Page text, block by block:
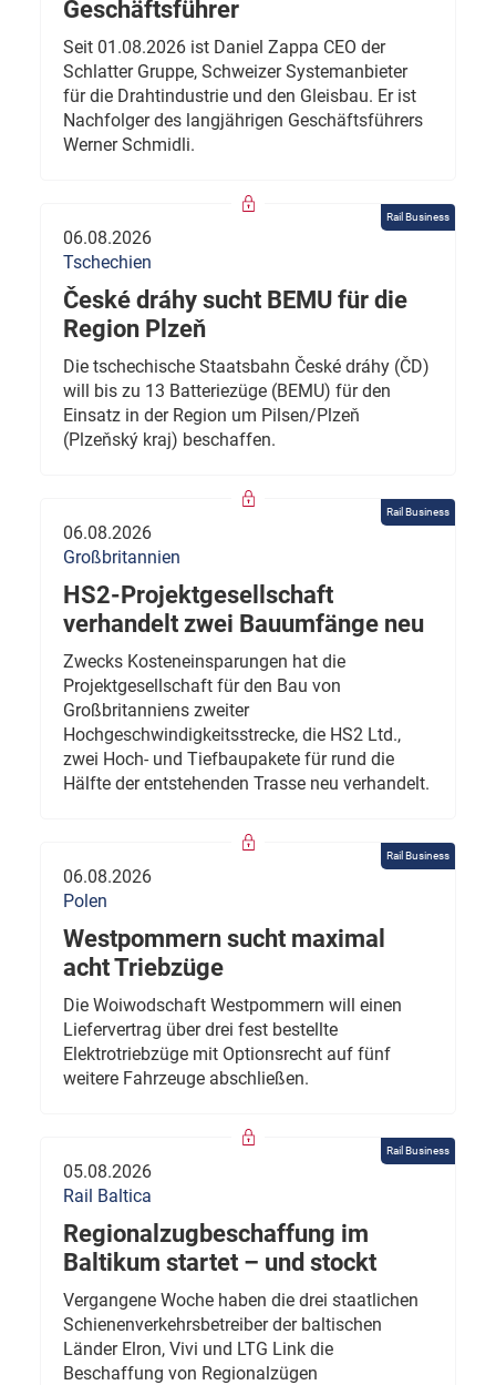
Geschäftsführer
Seit 01.08.2026 ist Daniel Zappa CEO der
Schlatter Gruppe, Schweizer Systemanbieter
für die Drahtindustrie und den Gleisbau. Er ist
Nachfolger des langjährigen Geschäftsführers
Werner Schmidli.
Rail Business
06.08.2026
Tschechien
České dráhy sucht BEMU für die
Region Plzeň
Die tschechische Staatsbahn České dráhy (ČD)
will bis zu 13 Batteriezüge (BEMU) für den
Einsatz in der Region um Pilsen/Plzeň
(Plzeňský kraj) beschaffen.
Rail Business
06.08.2026
Großbritannien
HS2-Projektgesellschaft
verhandelt zwei Bauumfänge neu
Zwecks Kosteneinsparungen hat die
Projektgesellschaft für den Bau von
Großbritanniens zweiter
Hochgeschwindigkeitsstrecke, die HS2 Ltd.,
zwei Hoch- und Tiefbaupakete für rund die
Hälfte der entstehenden Trasse neu verhandelt.
Rail Business
06.08.2026
Polen
Westpommern sucht maximal
acht Triebzüge
Die Woiwodschaft Westpommern will einen
Liefervertrag über drei fest bestellte
Elektrotriebzüge mit Optionsrecht auf fünf
weitere Fahrzeuge abschließen.
Rail Business
05.08.2026
Rail Baltica
Regionalzugbeschaffung im
Baltikum startet – und stockt
Vergangene Woche haben die drei staatlichen
Schienenverkehrsbetreiber der baltischen
Länder Elron, Vivi und LTG Link die
Beschaffung von Regionalzügen